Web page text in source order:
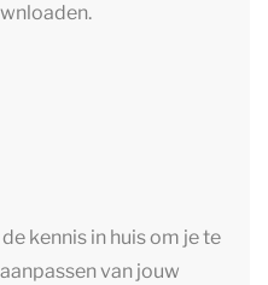
kennis in huis om je te
van jouw